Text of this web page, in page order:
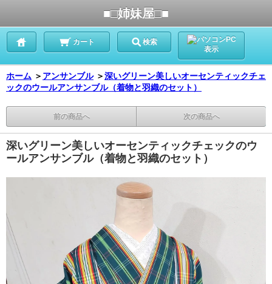
■□姉妹屋□■
カート 検索
PC
表示
ホーム ＞ アンサンブル ＞深いグリーン美しいオーセンティックチェ
ックのウールアンサンブル（着物と羽織のセット）
前の商品へ 次の商品へ
深いグリーン美しいオーセンティックチェックのウ
ールアンサンブル（着物と羽織のセット）